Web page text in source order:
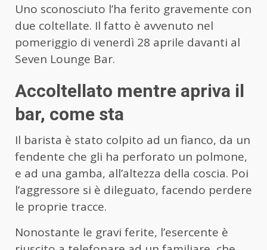
Uno sconosciuto l’ha ferito gravemente con
due coltellate. Il fatto è avvenuto nel
pomeriggio di venerdì 28 aprile davanti al
Seven Lounge Bar.
Accoltellato mentre apriva il
bar, come sta
Il barista è stato colpito ad un fianco, da un
fendente che gli ha perforato un polmone,
e ad una gamba, all’altezza della coscia. Poi
l’aggressore si è dileguato, facendo perdere
le proprie tracce.
Nonostante le gravi ferite, l’esercente è